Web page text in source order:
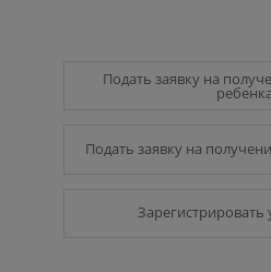
Подать заявку на
ребенка
Подать заявку на